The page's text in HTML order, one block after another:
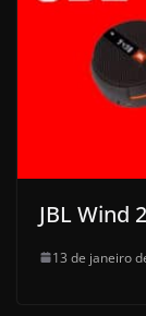
JBL Wind
13 de janeiro